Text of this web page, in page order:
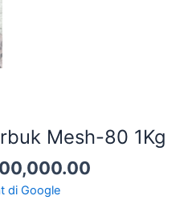
Mesh-80 1Kg
di Google